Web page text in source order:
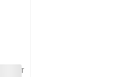
bez VAT